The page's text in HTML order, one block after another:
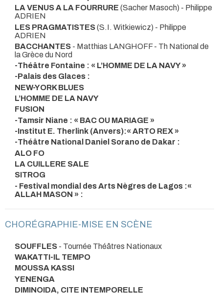
LA VENUS A LA FOURRURE (Sacher Masoch) - Philippe
ADRIEN
LES PRAGMATISTES(S.I. Witkiewicz) - Philippe
ADRIEN
BACCHANTES - Matthias LANGHOFF- Th National de
la Grèce du Nord
-Théâtre Fontaine : « L’HOMME DE LA NAVY »
-Palais des Glaces :
NEW-YORK BLUES
L’HOMME DE LA NAVY
FUSION
-Tamsir Niane : « BAC OU MARIAGE »
-Institut E. Therlink (Anvers):« ARTO REX »
-Théâtre National Daniel Sorano de Dakar :
ALO FO
LA CUILLERE SALE
SITROG
- Festival mondial des Arts Nègres de Lagos :«
ALLAH MASON » :
CHORÉGRAPHIE-MISE EN SCÈNE
SOUFFLES - Tournée Théâtres Nationaux
WAKATTI-IL TEMPO
MOUSSA KASSI
YENENGA
DIMINOIDA, CITE INTEMPORELLE